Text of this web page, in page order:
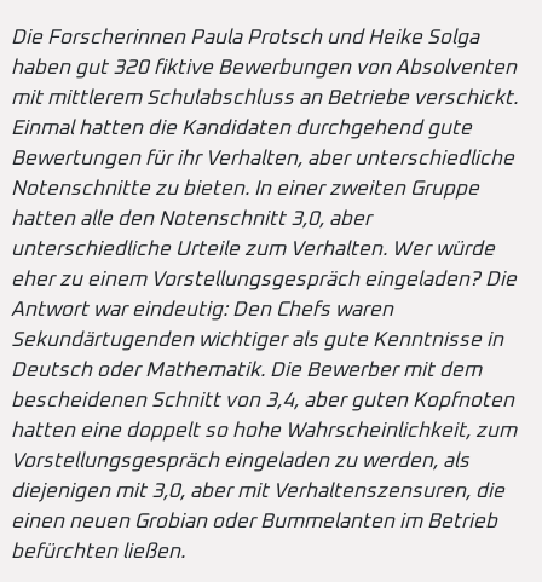
Die Forscherinnen Paula Protsch und Heike Solga
haben gut 320 fiktive Bewerbungen von Absolventen
mit mittlerem Schulabschluss an Betriebe verschickt.
Einmal hatten die Kandidaten durchgehend gute
Bewertungen für ihr Verhalten, aber unterschiedliche
Notenschnitte zu bieten. In einer zweiten Gruppe
hatten alle den Notenschnitt 3,0, aber
unterschiedliche Urteile zum Verhalten. Wer würde
eher zu einem Vorstellungsgespräch eingeladen? Die
Antwort war eindeutig: Den Chefs waren
Sekundärtugenden wichtiger als gute Kenntnisse in
Deutsch oder Mathematik. Die Bewerber mit dem
bescheidenen Schnitt von 3,4, aber guten Kopfnoten
hatten eine doppelt so hohe Wahrscheinlichkeit, zum
Vorstellungsgespräch eingeladen zu werden, als
diejenigen mit 3,0, aber mit Verhaltenszensuren, die
einen neuen Grobian oder Bummelanten im Betrieb
befürchten ließen.